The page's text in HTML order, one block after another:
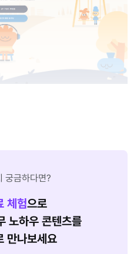
궁금하다면?
체험으로
노하우 콘텐츠를
만나보세요